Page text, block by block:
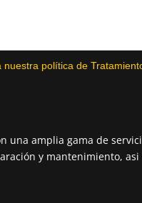
nuestra política de
una amplia gama de
y mantenimiento,